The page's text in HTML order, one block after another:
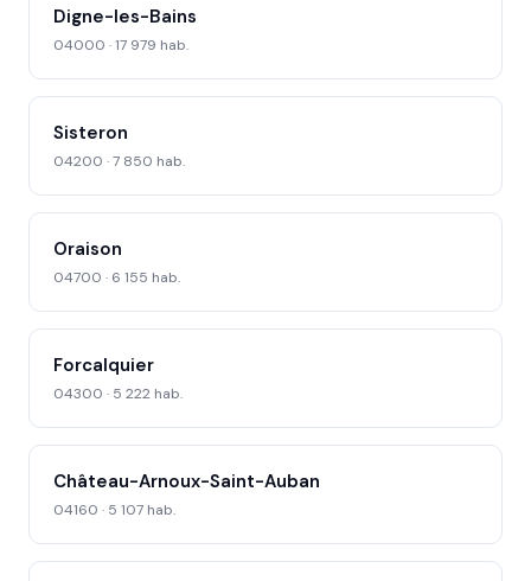
Digne-les-Bains
04000 · 17 979 hab.
Sisteron
04200 · 7 850 hab.
Oraison
04700 · 6 155 hab.
Forcalquier
04300 · 5 222 hab.
Château-Arnoux-Saint-Auban
04160 · 5 107 hab.